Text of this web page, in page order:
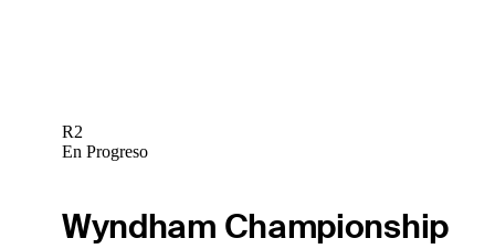
R2
En Progreso
Wyndham Championship